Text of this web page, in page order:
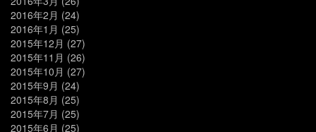
2016年2月 (24)
2016年1月 (25)
2015年12月 (27)
2015年11月 (26)
2015年10月 (27)
2015年9月 (24)
2015年8月 (25)
2015年7月 (25)
2015年6月 (25)